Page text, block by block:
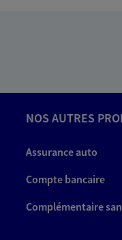
NOS AUTRES
Assurance auto
Compte bancaire
Complémentaire